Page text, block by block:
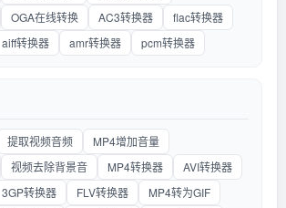
OGA在线转换 AC3转换器
flac转换器
aiff转换器 amr转换器 pcm转换器
提取视频音频
MP4增加音量
视频去除背景音 MP4转换器
AVI转换器
3GP转换器 FLV转换器
MP4转为GIF